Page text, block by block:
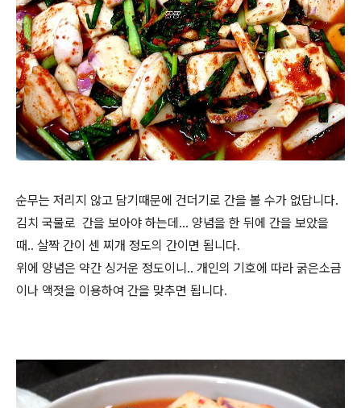
순무는 저리지 않고 담기때문에 건더기로 간을 볼 수가 없답니다.
김치 국물로 간을 보아야 하는데... 양념을 한 뒤에 간을 보았을
때.. 살짝 간이 센 찌개 정도의 간이면 됩니다.
위에 양념은 약간 싱거운 정도이니.. 개인의 기호에 따라 굵은소금
이나 액젓을 이용하여 간을 맞추면 됩니다.